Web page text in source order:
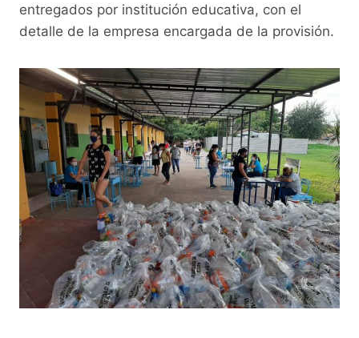
entregados por institución educativa, con el
detalle de la empresa encargada de la provisión.